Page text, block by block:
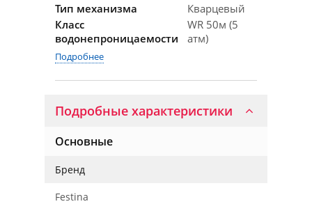
Тип механизма
Кварцевый
Класс
водонепроницаемости
WR 50м (5
атм)
Подробнее
Подробные характеристики
Основные
Бренд
Festina